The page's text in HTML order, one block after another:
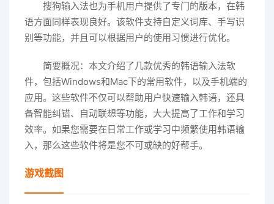
搜狗输入法也为手机用户提供了专门的版本，在韩
语方面同样表现良好。该软件支持自定义词库、手写识
别等功能，并且可以根据用户的使用习惯进行优化。
简要概况：本文介绍了几款优秀的韩语输入法软
件，包括Windows和Mac下的常用软件，以及手机端的
应用。这些软件不仅可以帮助用户快速输入韩语，还具
备智能纠错、自动联想等功能，大大提高了工作和学习
效率。如果您需要在日常工作或学习中频繁使用韩语输
入，那么这些软件将是您不可或缺的好帮手。
游戏截图